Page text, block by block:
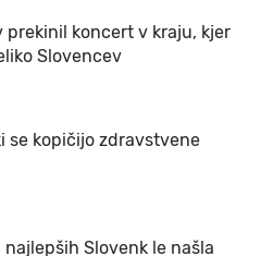
prekinil koncert v kraju, kjer
Slovencev
se kopičijo zdravstvene
Slovenk le našla